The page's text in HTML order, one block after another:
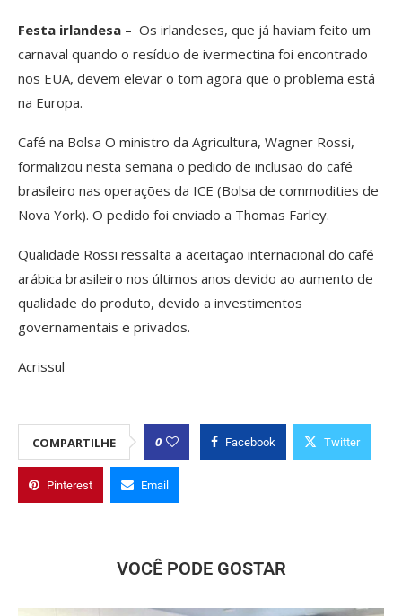
Festa irlandesa – Os irlandeses, que já haviam feito um
carnaval quando o resíduo de ivermectina foi encontrado
nos EUA, devem elevar o tom agora que o problema está
na Europa.
Café na Bolsa O ministro da Agricultura, Wagner Rossi,
formalizou nesta semana o pedido de inclusão do café
brasileiro nas operações da ICE (Bolsa de commodities de
Nova York). O pedido foi enviado a Thomas Farley.
Qualidade Rossi ressalta a aceitação internacional do café
arábica brasileiro nos últimos anos devido ao aumento de
qualidade do produto, devido a investimentos
governamentais e privados.
Acrissul
COMPARTILHE 0 Facebook Twitter
Pinterest Email
VOCÊ PODE GOSTAR